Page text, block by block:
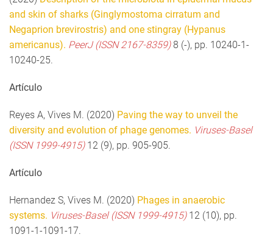
and skin of sharks (Ginglymostoma cirratum and
Negaprion brevirostris) and one stingray (Hypanus
americanus). PeerJ (ISSN 2167-8359)8 (-), pp. 10240-1-
10240-25.
Artículo
Reyes A, Vives M. (2020) Paving the way to unveil the
diversity and evolution of phage genomes. Viruses-Basel
(ISSN 1999-4915)12 (9), pp. 905-905.
Artículo
Hernandez S, Vives M. (2020) Phages in anaerobic
systems. Viruses-Basel (ISSN 1999-4915)12 (10), pp.
1091-1-1091-17.